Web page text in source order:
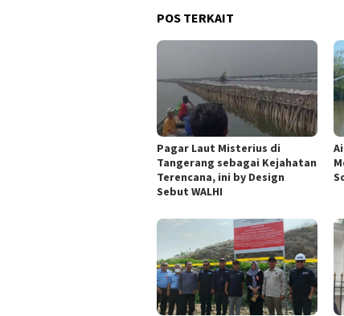
POS TERKAIT
Pagar Laut Misterius di
Tangerang sebagai Kejahatan
Terencana, ini by Design
Sebut WALHI